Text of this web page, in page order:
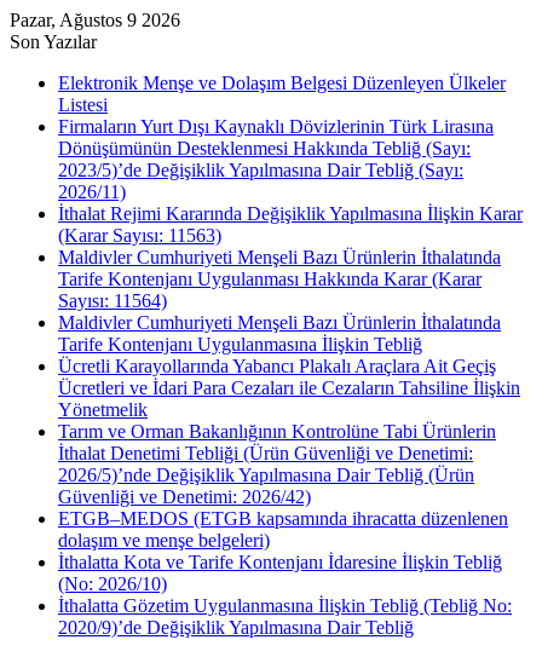
Pazar, Ağustos 9 2026
Son Yazılar
Elektronik Menşe ve Dolaşım Belgesi Düzenleyen Ülkeler
Listesi
Firmaların Yurt Dışı Kaynaklı Dövizlerinin Türk Lirasına
Dönüşümünün Desteklenmesi Hakkında Tebliğ (Sayı:
2023/5)’de Değişiklik Yapılmasına Dair Tebliğ (Sayı:
2026/11)
İthalat Rejimi Kararında Değişiklik Yapılmasına İlişkin Karar
(Karar Sayısı: 11563)
Maldivler Cumhuriyeti Menşeli Bazı Ürünlerin İthalatında
Tarife Kontenjanı Uygulanması Hakkında Karar (Karar
Sayısı: 11564)
Maldivler Cumhuriyeti Menşeli Bazı Ürünlerin İthalatında
Tarife Kontenjanı Uygulanmasına İlişkin Tebliğ
Ücretli Karayollarında Yabancı Plakalı Araçlara Ait Geçiş
Ücretleri ve İdari Para Cezaları ile Cezaların Tahsiline İlişkin
Yönetmelik
Tarım ve Orman Bakanlığının Kontrolüne Tabi Ürünlerin
İthalat Denetimi Tebliği (Ürün Güvenliği ve Denetimi:
2026/5)’nde Değişiklik Yapılmasına Dair Tebliğ (Ürün
Güvenliği ve Denetimi: 2026/42)
ETGB–MEDOS (ETGB kapsamında ihracatta düzenlenen
dolaşım ve menşe belgeleri)
İthalatta Kota ve Tarife Kontenjanı İdaresine İlişkin Tebliğ
(No: 2026/10)
İthalatta Gözetim Uygulanmasına İlişkin Tebliğ (Tebliğ No:
2020/9)’de Değişiklik Yapılmasına Dair Tebliğ